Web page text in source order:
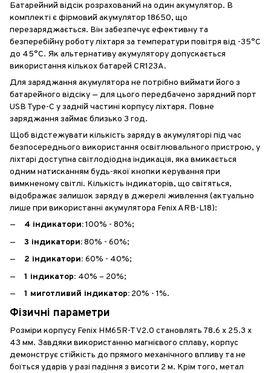
Батарейний відсік розрахований на один акумулятор. В
комплекті є фірмовий акумулятор 18650, що
перезаряджається. Він забезпечує ефективну та
безперебійну роботу ліхтаря за температури повітря від -35°C
до 45°C. Як альтернативу акумулятору допускається
використання кількох батарей CR123A.
Для заряджання акумулятора не потрібно виймати його з
батарейного відсіку — для цього передбачено зарядний порт
USB Type-C у задній частині корпусу ліхтаря. Повне
заряджання займає близько 3 год.
Щоб відстежувати кількість заряду в акумуляторі під час
безпосереднього використання освітлювального пристрою, у
ліхтарі доступна світлодіодна індикація, яка вмикається
одним натисканням будь-якої кнопки керування при
вимкненому світлі. Кількість індикаторів, що світяться,
відображає залишок заряду в джерелі живлення (актуально
лише при використанні акумулятора Fenix ARB-L18):
4 індикатори:100% - 80%;
3 індикатори:80% - 60%;
2 індикатори: 60% - 40%;
1 індикатор: 40% – 20%;
1 миготливий індикатор: 20% - 1%.
Фізичні параметри
Розміри корпусу Fenix HM65R-T V2.0 становлять 78.6 х 25.3 х
43 мм. Завдяки використанню магнієвого сплаву, корпус
демонструє стійкість до прямого механічного впливу та не
боїться ударів у разі падіння з висоти 2 м. Крім того, метал